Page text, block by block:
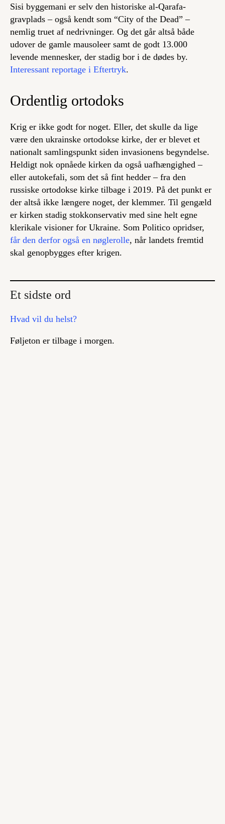
Sisi byggemani er selv den historiske al-Qarafa-
gravplads – også kendt som “City of the Dead” –
nemlig truet af nedrivninger. Og det går altså både
udover de gamle mausoleer samt de godt 13.000
levende mennesker, der stadig bor i de dødes by.
Interessant reportage i Eftertryk.
Ordentlig ortodoks
Krig er ikke godt for noget. Eller, det skulle da lige
være den ukrainske ortodokse kirke, der er blevet et
nationalt samlingspunkt siden invasionens begyndelse.
Heldigt nok opnåede kirken da også uafhængighed –
eller autokefali, som det så fint hedder – fra den
russiske ortodokse kirke tilbage i 2019. På det punkt er
der altså ikke længere noget, der klemmer. Til gengæld
er kirken stadig stokkonservativ med sine helt egne
klerikale visioner for Ukraine. Som Politico opridser,
får den derfor også en nøglerolle, når landets fremtid
skal genopbygges efter krigen.
Et sidste ord
Hvad vil du helst?
Føljeton er tilbage i morgen.